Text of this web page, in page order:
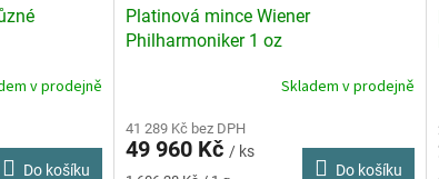
v prodejně
Do košíku
Platinová mince Wiener
Philharmoniker 1 oz
produktu
je
3,6
Skladem v prodejně
41 289 Kč bez DPH
49 960 Kč / ks
Do košíku